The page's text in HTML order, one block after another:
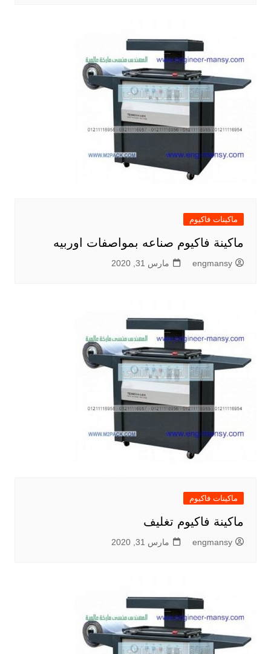
ماكينات فاكيوم
ماكينة فاكيوم صناعه بمواصفات اوربيه
engmansy مارس 31, 2020
ماكينات فاكيوم
ماكينة فاكيوم تغليف
engmansy مارس 31, 2020